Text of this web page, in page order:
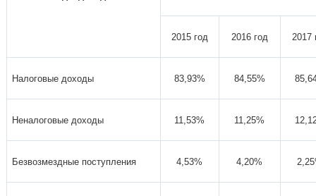
2015 год 2016 год 2017
Налоговые доходы 83,93% 84,55%
Неналоговые доходы 11,53% 11,25%
Безвозмездные поступления 4,53% 4,20%